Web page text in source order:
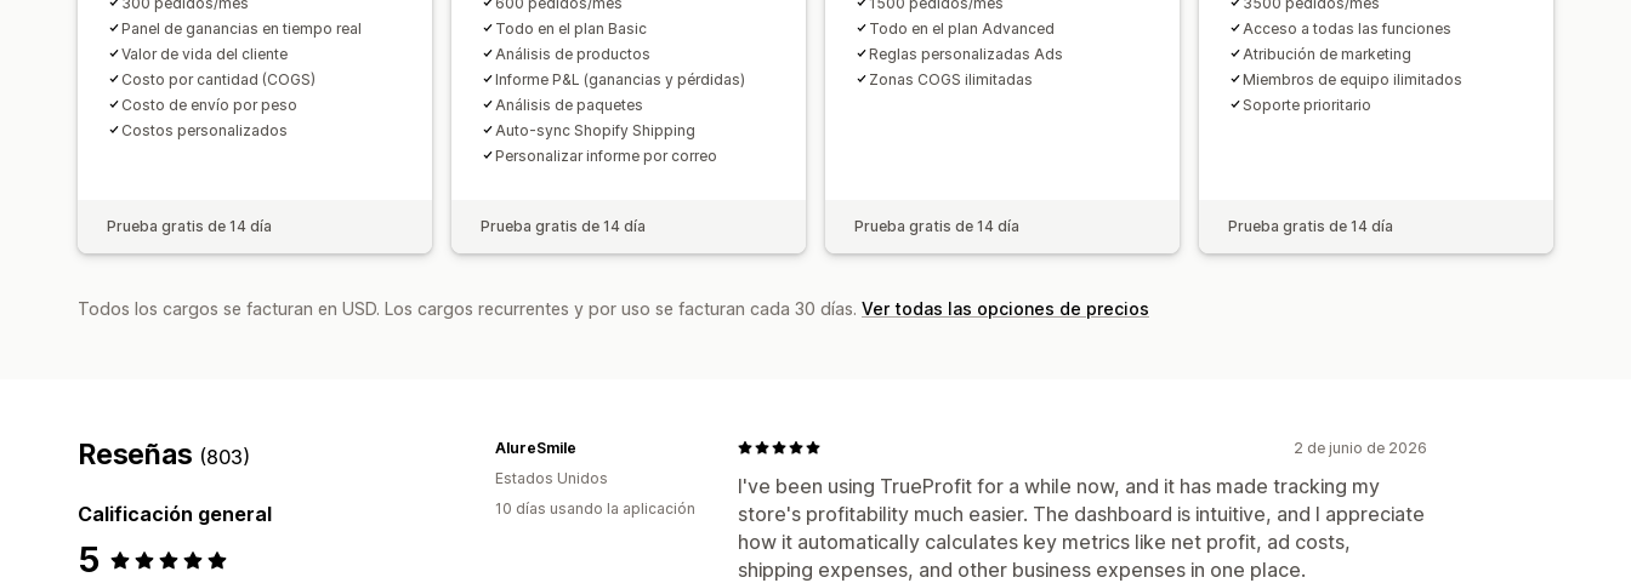
Panel de ganancias en tiempo real
Valor de vida del cliente
Costo por cantidad (COGS)
Costo de envío por peso
Costos personalizados
Prueba gratis de 14 día
Todo en el plan Basic
Análisis de productos
Informe P&L (ganancias y pérdidas)
Análisis de paquetes
Auto-sync Shopify Shipping
Personalizar informe por correo
Prueba gratis de 14 día
Todo en el plan Advanced
Reglas personalizadas Ads
Zonas COGS ilimitadas
Prueba gratis de 14 día
Acceso a todas las funciones
Atribución de marketing
Miembros de equipo ilimitados
Soporte prioritario
Prueba gratis de 14 día
Todos los cargos se facturan en USD. Los cargos recurrentes y por uso se facturan cada 30 días. Ver todas las opciones de precios
Reseñas (803)
Calificación general
5
2 de junio de 2026
I've been using TrueProfit for a while now, and it has made tracking my
store's profitability much easier. The dashboard is intuitive, and I appreciate
how it automatically calculates key metrics like net profit, ad costs,
shipping expenses, and other business expenses in one place.
AlureSmile
Estados Unidos
10 días usando la aplicación